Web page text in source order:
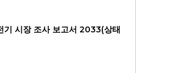
스마트 홈, 기타), 최종 사용자
기 시장 조사 보고서 2033(상태